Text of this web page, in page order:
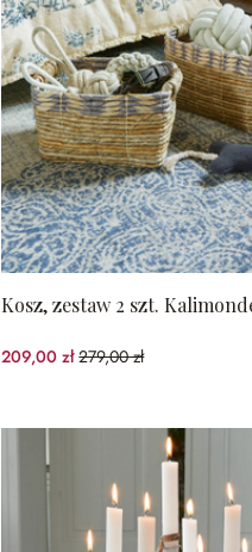
Kosz, zestaw 2 szt.
209,00 zł279,00 zł
(25.09%spared)